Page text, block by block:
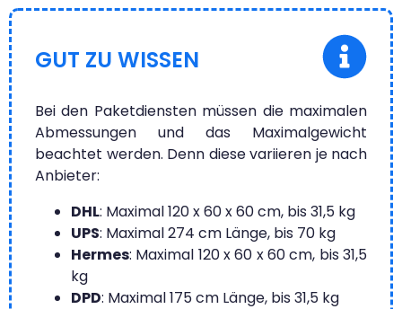
GUT ZU WISSEN
Bei den Paketdiensten müssen die maximalen
Abmessungen und das Maximalgewicht
beachtet werden. Denn diese variieren je nach
Anbieter:
DHL: Maximal 120 x 60 x 60 cm, bis 31,5 kg
UPS: Maximal 274 cm Länge, bis 70 kg
Hermes: Maximal 120 x 60 x 60 cm, bis 31,5
kg
DPD: Maximal 175 cm Länge, bis 31,5 kg